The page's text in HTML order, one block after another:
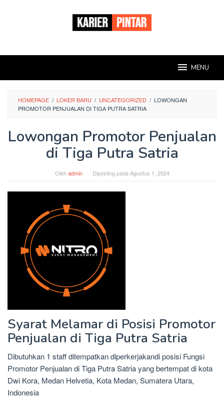
MENU
HOMEPAGE / LOKER BARU / UNCATEGORIZED / LOWONGAN
PROMOTOR PENJUALAN DI TIGA PUTRA SATRIA
Lowongan Promotor Penjualan
di Tiga Putra Satria
Olehadmin Diposting pada Agustus 1, 2024
Syarat Melamar di Posisi Promotor
Penjualan di Tiga Putra Satria
Dibutuhkan 1 staff ditempatkan diperkerjakandi posisi Fungsi
Promotor Penjualan di Tiga Putra Satria yang bertempat di kota
Dwi Kora, Medan Helvetia, Kota Medan, Sumatera Utara,
Indonesia